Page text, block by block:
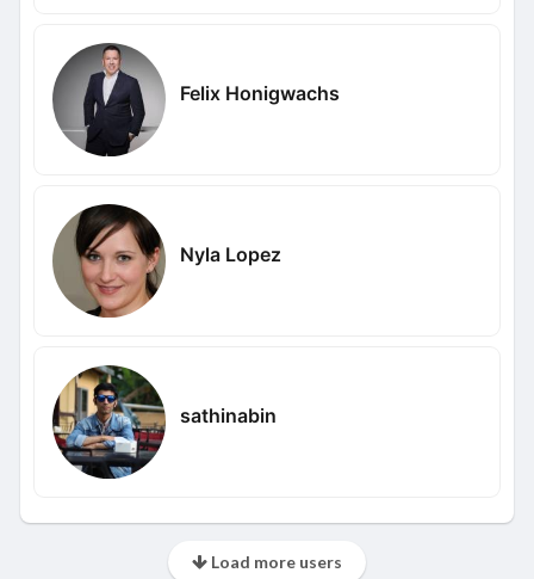
Felix Honigwachs
Nyla Lopez
sathinabin
Load more users